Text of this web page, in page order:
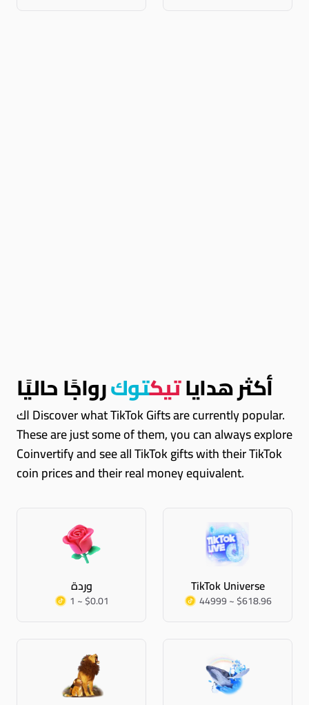
أكثر هداياتيكتوكرواجًا حاليًا
اك Discover what TikTok Gifts are currently popular.
These are just some of them, you can always explore
Coinvertify and see all TikTok gifts with their TikTok
coin prices and their real money equivalent.
وردة
1 ~ $0.01
TikTok Universe
44999 ~ $618.96